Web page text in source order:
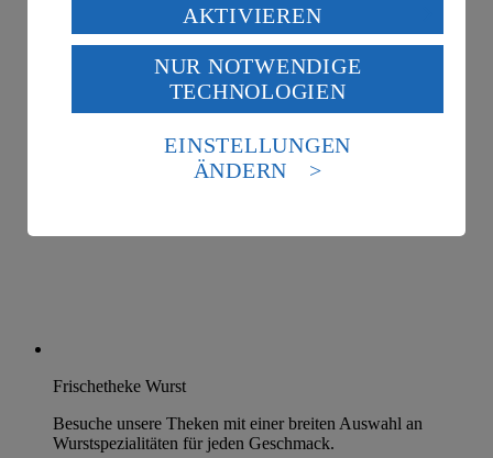
Frischetheke Wurst
Besuche unsere Theken mit einer breiten Auswahl an
Wurstspezialitäten für jeden Geschmack.
Verarbeitung deiner personenbezogenen Daten in den
USA durch Facebook und YouTube:
Wenn du auf „Aktivieren“ klickst, willigst du im Sinne
des Art. 49 Abs. 1 Satz 1 lit. a) DSGVO ein, dass deine
Daten in den USA verarbeitet werden. Der EuGH sieht
die USA als Land mit einem nach europäischen
Standards nicht angemessenen Datenschutzniveau an.
Es besteht das Risiko eines Zugriffs durch US-
Informationen zum Herausgeber der Seite findest du
AKTIVIEREN
NUR NOTWENDIGE
TECHNOLOGIEN
EINSTELLUNGEN
ÄNDERN